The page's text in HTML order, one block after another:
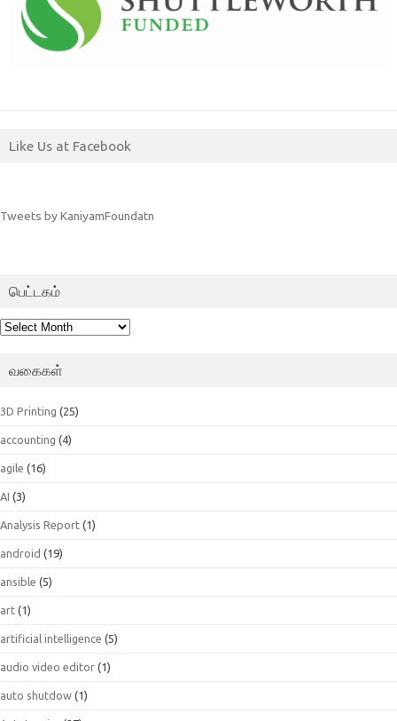
Like Us at Facebook
Tweets by KaniyamFoundatn
பெட்டகம்
பெட்டகம்
வகைகள்
3D Printing (25)
accounting (4)
agile (16)
AI (3)
Analysis Report (1)
android (19)
ansible (5)
art (1)
artificial intelligence (5)
audio video editor (1)
auto shutdow (1)